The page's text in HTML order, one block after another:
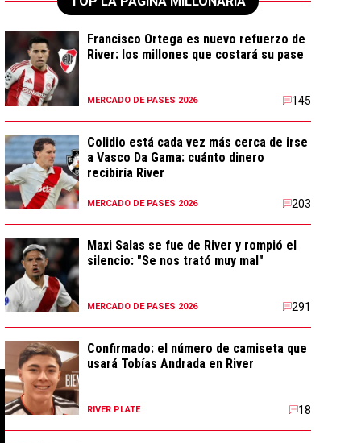
Francisco Ortega es nuevo refuerzo de
River: los millones que costará su pase
MERCADO DE PASES 2026 145
Colidio está cada vez más cerca de irse
a Vasco Da Gama: cuánto dinero
recibiría River
MERCADO DE PASES 2026 203
Maxi Salas se fue de River y rompió el
silencio: "Se nos trató muy mal"
MERCADO DE PASES 2026 291
Confirmado: el número de camiseta que
usará Tobías Andrada en River
RIVER PLATE 18